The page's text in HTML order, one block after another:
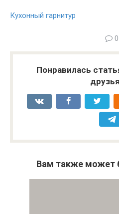
Кухонный гарнитур
0
Понравилась
Вам также может